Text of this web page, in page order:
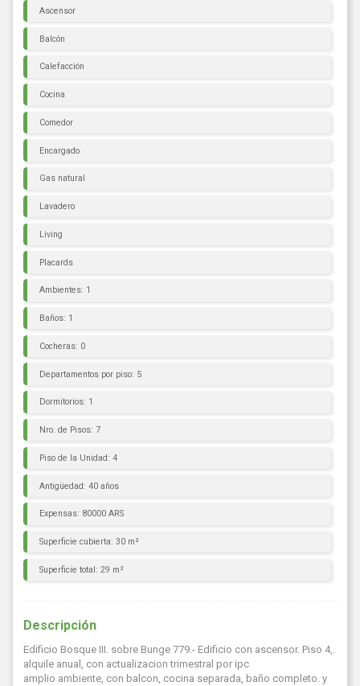
Ascensor
Balcón
Calefacción
Cocina
Comedor
Encargado
Gas natural
Lavadero
Living
Placards
Ambientes: 1
Baños: 1
Cocheras: 0
Departamentos por piso: 5
Dormitorios: 1
Nro. de Pisos: 7
Piso de la Unidad: 4
Antigüedad: 40 años
Expensas: 80000 ARS
Superficie cubierta: 30 m²
Superficie total: 29 m²
Descripción
Edificio Bosque III. sobre Bunge 779.- Edificio con ascensor. Piso 4,.
alquile anual, con actualizacion trimestral por ipc
amplio ambiente, con balcon, cocina separada, baño completo. y